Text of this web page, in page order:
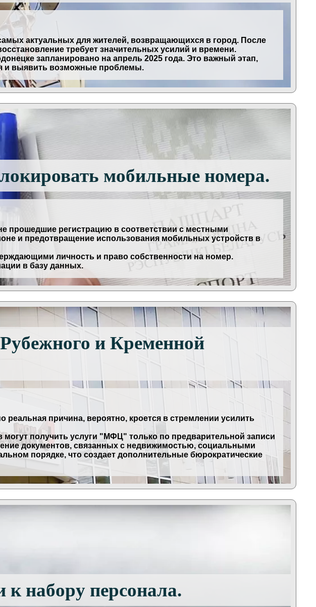
актуальных для жителей, возвращающихся в город. После
требует значительных усилий и времени.
запланировано на апрель 2025 года. Это важный этап,
и выявить возможные проблемы.
мобильные номера.
прошедшие регистрацию в соответствии с местными
и предотвращение использования мобильных устройств в
личность и право собственности на номер.
в базу данных.
и Кременной
причина, вероятно, кроется в стремлении усилить
получить услуги "МФЦ" только по предварительной записи
документов, связанных с недвижимостью, социальными
порядке, что создает дополнительные бюрократические
набору персонала.